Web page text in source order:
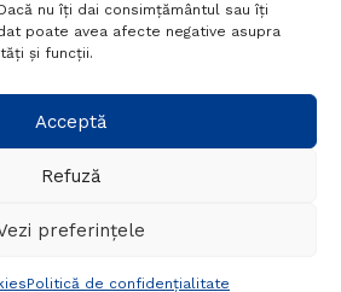
nu îți dai consimțământul sau îți
poate avea afecte negative asupra
și funcții.
Acceptă
Refuză
preferințele
Politică de confidențialitate
Politică de confidențialitate
Setări GDPR
+40 788 760 194